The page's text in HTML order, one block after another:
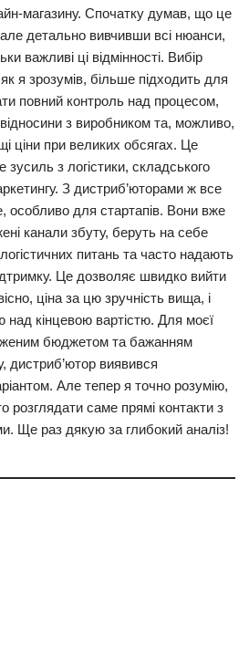
магазину. Спочатку думав, що це
детально вивчивши всі нюанси,
важливі ці відмінності. Вибір
я зрозумів, більше підходить для
повний контроль над процесом,
з виробником та, можливо,
ціни при великих обсягах. Це
зусиль з логістики, складського
З дистриб’юторами ж все
особливо для стартапів. Вони вже
канали збуту, беруть на себе
питань та часто надають
Це дозволяє швидко вийти
ціна за цю зручність вища, і
кінцевою вартістю. Для моєї
бюджетом та бажанням
дистриб’ютор виявився
Але тепер я точно розумію,
розглядати саме прямі контакти з
Ще раз дякую за глибокий аналіз!